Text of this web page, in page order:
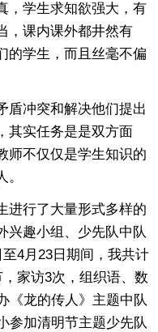
，学生求知欲强大，有
，课内课外都井然有
的学生，而且丝毫不偏
冲突和解决他们提出
其实任务是是双方面
师不仅仅是学生知识的
行了大量形式多样的
兴趣小组、少先队中队
4月23日期间，我共计
家访3次，组织语、数
《龙的传人》主题中队
参加清明节主题少先队